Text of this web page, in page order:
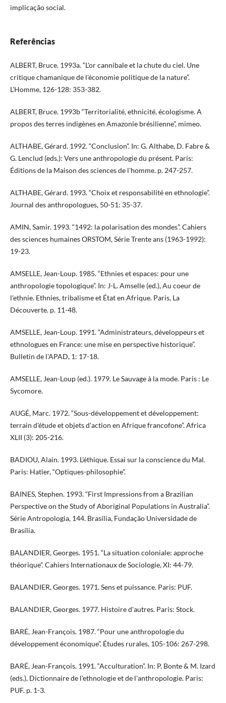
implicação social.
Referências
ALBERT, Bruce. 1993a. “L'or cannibale et la chute du ciel. Une
critique chamanique de l'économie politique de la nature”.
L'Homme, 126-128: 353-382.
ALBERT, Bruce. 1993b “Territorialité, ethnicité, écologisme. A
propos des terres indigènes en Amazonie brésilienne”, mimeo.
ALTHABE, Gérard. 1992. “Conclusion”. In: G. Althabe, D. Fabre &
G. Lenclud (eds.): Vers une anthropologie du présent. Paris:
Éditions de la Maison des sciences de l'homme. p. 247-257.
ALTHABE, Gérard. 1993. “Choix et responsabilité en ethnologie”.
Journal des anthropologues, 50-51: 35-37.
AMIN, Samir. 1993. “1492: la polarisation des mondes”. Cahiers
des sciences humaines ORSTOM, Série Trente ans (1963-1992):
19-23.
AMSELLE, Jean-Loup. 1985. “Ethnies et espaces: pour une
anthropologie topologique”. In: J-L. Amselle (ed.), Au coeur de
l'ethnie. Ethnies, tribalisme et État en Afrique. Paris, La
Découverte. p. 11-48.
AMSELLE, Jean-Loup. 1991. “Administrateurs, développeurs et
ethnologues en France: une mise en perspective historique”.
Bulletin de l'APAD, 1: 17-18.
AMSELLE, Jean-Loup (ed.). 1979. Le Sauvage à la mode. Paris : Le
Sycomore.
AUGÉ, Marc. 1972. “Sous-développement et développement:
terrain d'étude et objets d'action en Afrique francofone”. Africa
XLII (3): 205-216.
BADIOU, Alain. 1993. L'éthique. Essai sur la conscience du Mal.
Paris: Hatier, “Optiques-philosophie”.
BAINES, Stephen. 1993. “First Impressions from a Brazilian
Perspective on the Study of Aboriginal Populations in Australia”.
Série Antropologia, 144. Brasília, Fundação Universidade de
Brasília.
BALANDIER, Georges. 1951. “La situation coloniale: approche
théorique”. Cahiers Internationaux de Sociologie, XI: 44-79.
BALANDIER, Georges. 1971. Sens et puissance. Paris: PUF.
BALANDIER, Georges. 1977. Histoire d'autres. Paris: Stock.
BARÉ, Jean-François. 1987. “Pour une anthropologie du
développement économique”. Études rurales, 105-106: 267-298.
​​​BARÉ, Jean-François. 1991. “Acculturation”. In: P. Bonte & M. Izard
(eds.), Dictionnaire de l'ethnologie et de l'anthropologie. Paris:
PUF. p. 1-3.